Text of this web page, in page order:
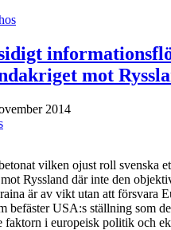
mot
2014
vilken ojust roll svenska
Ryssland där inte den
är av vikt utan att försvara
befäster USA:s ställning som
faktorn i europeisk politik och